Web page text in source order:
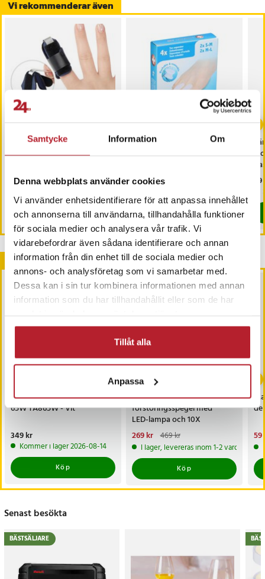
Samtycke Information Om
Denna webbplats använder cookies
Vi använder enhetsidentifierare för att anpassa innehållet
och annonserna till användarna, tillhandahålla funktioner
för sociala medier och analysera vår trafik. Vi
vidarebefordrar även sådana identifierare och annan
information från din enhet till de sociala medier och
annons- och analysföretag som vi samarbetar med.
Dessa kan i sin tur kombinera informationen med annan
information som du har tillhandahållit eller som de har
Tillåt alla
Anpassa
Vi rekommenderar även
Finger- och tåledsstöd 2-
pack
Pris:149 kr
149 kr
Köp
-34%
Tåspridare 4-pack
Nuvarande pris
39 kr 59 kr
I lager, levereras inom 1-2 vardagar
Köp
Andra köpte också
Samsung USB-C-laddare
65W TA865W - Vit
Pris:349 kr
349 kr
Kommer i lager 2026-08-14
Köp
Löstagbar
förstoringsspegel med
LED-lampa och 10X
förstoring
Nuvarande pris
269 krTidigare pris:469 kr
269 kr 469 kr
I lager, levereras inom 1-2 vardagar
Köp
59
59
Senast besökta
BÄSTSÄLJARE